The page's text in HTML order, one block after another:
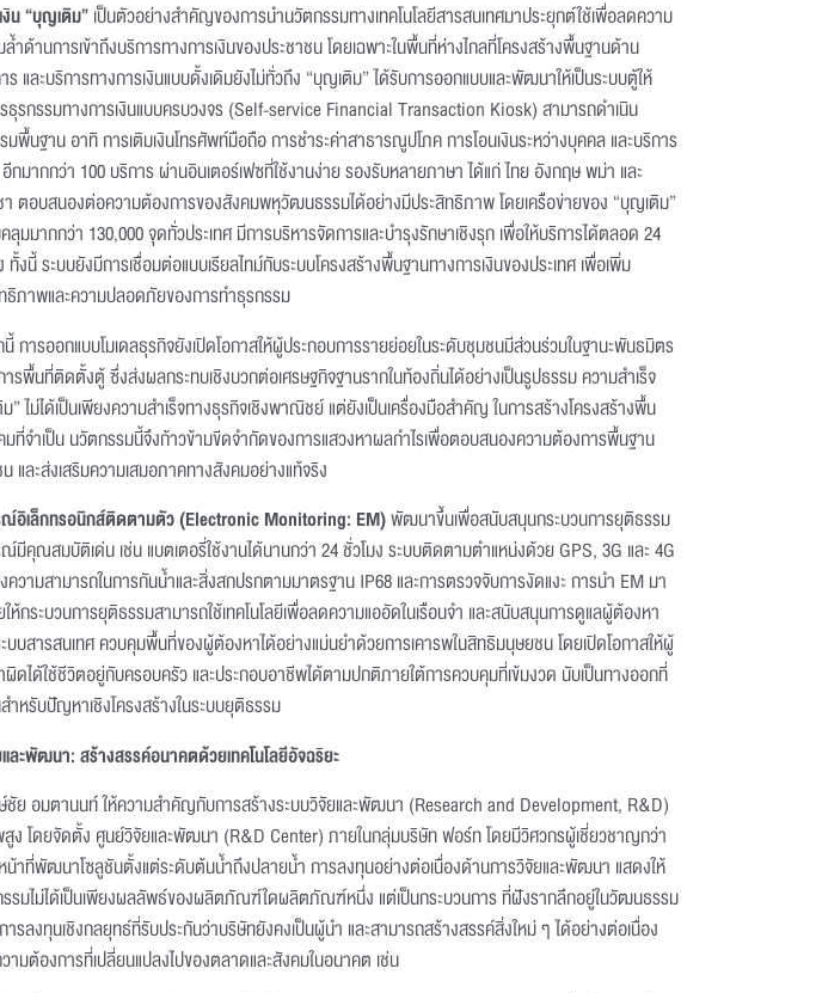
งิน “บุญเติม”เป็นตัวอย่างสำคัญของการนำนวัตกรรมทางเทคโนโลยีสารสนเทศมาประยุกต์ใช้เพื่อลดความ
ล้ำด้านการเข้าถึงบริการทางการเงินของประชาชน โดยเฉพาะในพื้นที่ห่างไกลที่โครงสร้างพื้นฐานด้าน
ร และบริการทางการเงินแบบดั้งเดิมยังไม่ทั่วถึง “บุญเติม” ได้รับการออกแบบและพัฒนาให้เป็นระบบตู้ให้
ธุรกรรมทางการเงินแบบครบวงจร (Self-service Financial Transaction Kiosk) สามารถดำเนิน
มพื้นฐาน อาทิ การเติมเงินโทรศัพท์มือถือ การชำระค่าสาธารณูปโภค การโอนเงินระหว่างบุคคล และบริการ
กมากกว่า 100 บริการ ผ่านอินเตอร์เฟซที่ใช้งานง่าย รองรับหลายภาษา ได้แก่ ไทย อังกฤษ พม่า และ
ตอบสนองต่อความต้องการของสังคมพหุวัฒนธรรมได้อย่างมีประสิทธิภาพ โดยเครือข่ายของ “บุญเติม”
ลุมมากกว่า 130,000 จุดทั่วประเทศ มีการบริหารจัดการและบำรุงรักษาเชิงรุก เพื่อให้บริการได้ตลอด 24
ทั้งนี้ ระบบยังมีการเชื่อมต่อแบบเรียลไทม์กับระบบโครงสร้างพื้นฐานทางการเงินของประเทศ เพื่อเพิ่ม
ธิภาพและความปลอดภัยของการทำธุรกรรม
การออกแบบโมเดลธุรกิจยังเปิดโอกาสให้ผู้ประกอบการรายย่อยในระดับชุมชนมีส่วนร่วมในฐานะพันธมิตร
รพื้นที่ติดตั้งตู้ ซึ่งส่งผลกระทบเชิงบวกต่อเศรษฐกิจฐานรากในท้องถิ่นได้อย่างเป็นรูปธรรม ความสำเร็จ
” ไม่ได้เป็นเพียงความสำเร็จทางธุรกิจเชิงพาณิชย์ แต่ยังเป็นเครื่องมือสำคัญ ในการสร้างโครงสร้างพื้น
ที่จำเป็น นวัตกรรมนี้จึงก้าวข้ามขีดจำกัดของการแสวงหาผลกำไรเพื่อตอบสนองความต้องการพื้นฐาน
และส่งเสริมความเสมอภาคทางสังคมอย่างแท้จริง
อิเล็กทรอนิกส์ติดตามตัว(Electronic Monitoring: EM)พัฒนาขึ้นเพื่อสนับสนุนกระบวนการยุติธรรม
มีคุณสมบัติเด่น เช่น แบตเตอรี่ใช้งานได้นานกว่า 24 ชั่วโมง ระบบติดตามตำแหน่งด้วย GPS, 3G และ 4G
ความสามารถในการกันน้ำและสิ่งสกปรกตามมาตรฐาน IP68 และการตรวจจับการงัดแงะ การนำ EM มา
ให้กระบวนการยุติธรรมสามารถใช้เทคโนโลยีเพื่อลดความแออัดในเรือนจำ และสนับสนุนการดูแลผู้ต้องหา
บบสารสนเทศ ควบคุมพื้นที่ของผู้ต้องหาได้อย่างแม่นยำด้วยการเคารพในสิทธิมนุษยชน โดยเปิดโอกาสให้ผู้
ผิดได้ใช้ชีวิตอยู่กับครอบครัว และประกอบอาชีพได้ตามปกติภายใต้การควบคุมที่เข้มงวด นับเป็นทางออกที่
ำหรับปัญหาเชิงโครงสร้างในระบบยุติธรรม
ละพัฒนา:สร้างสรรค์อนาคตด้วยเทคโนโลยีอัจฉริยะ
ย อมตานนท์ ให้ความสำคัญกับการสร้างระบบวิจัยและพัฒนา (Research and Development, R&D)
ง โดยจัดตั้ง ศูนย์วิจัยและพัฒนา (R&D Center) ภายในกลุ่มบริษัท ฟอร์ท โดยมีวิศวกรผู้เชี่ยวชาญกว่า
น้าที่พัฒนาโซลูชันตั้งแต่ระดับต้นน้ำถึงปลายน้ำ การลงทุนอย่างต่อเนื่องด้านการวิจัยและพัฒนา แสดงให้
รรมไม่ได้เป็นเพียงผลลัพธ์ของผลิตภัณฑ์ใดผลิตภัณฑ์หนึ่ง แต่เป็นกระบวนการ ที่ฝังรากลึกอยู่ในวัฒนธรรม
ารลงทุนเชิงกลยุทธ์ที่รับประกันว่าบริษัทยังคงเป็นผู้นำ และสามารถสร้างสรรค์สิ่งใหม่ ๆ ได้อย่างต่อเนื่อง
มต้องการที่เปลี่ยนแปลงไปของตลาดและสังคมในอนาคต เช่น